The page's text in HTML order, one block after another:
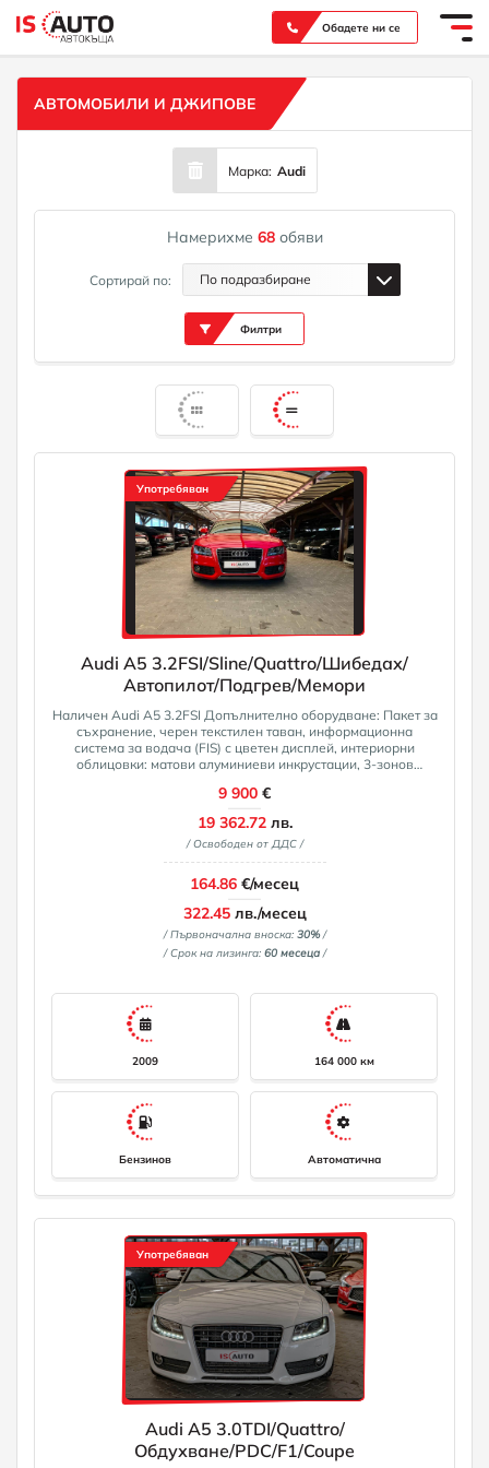
Обадете ни се
АВТОМОБИЛИ И ДЖИПОВЕ
Марка: Audi
Намерихме 68 обяви
Сортирай по: По подразбиране
Филтри
Употребяван
Audi A5 3.2FSI/Sline/Quattro/Шибедах/
Автопилот/Подгрев/Мемори
Наличен Audi A5 3.2FSI Допълнително оборудване: Пакет за
съхранение, черен текстилен таван, информационна
система за водача (FIS) с цветен дисплей, интериорни
облицовки: матови алуминиеви инкрустации, 3-зонов
8.5x19 (5-раменни, Y-дизайн), мултимедиен интерфейс MMI
Navigation Plus, електрически панорамен люк на покрива,
резервна гума (аварийна), вграден предавател за отваряне
на гаражна врата, тапицерия от алкантара/кожа с релефно
лого на облегалките на предните седалки, електрически
регулируеми предни седалки (седалката на водача с
функция за памет), електрически регулируема лумбална
опора за предните седалки, отопляеми предни седалки,
специално покритие Brilliant Red, озвучителна система DSP/
озвучителна система Audi, спортно окачване, спортни
предни седалки, електрически регулируема лумбална опора
оборудване: Въздушна възглавница за водача/пътника,
система за контрол на сцеплението (ASR), асферично
външно огледало, ляво, асферично външно огледало,
дясно, електрически регулируеми и отопляеми външни
огледала, външни огледала в цвета на каросерията,
индикатор за външна температура, система за подпомагане
на достъпа Easy-Entry, лайсни на праговете на вратите с
алуминиева инкрустация, електронно заключване на
диференциала (EDS), поставки за чаши в централната
конзола, пакет гланц, Isofix крепежни елементи за детски
седалки, каросерия: 2 врати, арматурно табло с радио
часовник, система за въздушни възглавници за главата
дължина, осветено огледало за тоалетно огледало,
монохромен дисплей (6,5 инча), двигател 3,2 л - 195 кВт V6
24V FSI, разделена/сгъваема облегалка на задната седалка,
ниски емисии съгласно стандарта за емисии Euro 5,
отопляеми дюзи за миене на предното стъкло, предни
странични въздушни възглавници, зелено тонирани
топлоизолационни стъкла Лизинг! За повече информация
0882111022 info@isauto. net
9 900 €
19 362.72лв.
/ Освободен от ДДС /
164.86 €/месец
322.45лв./месец
/ Първоначална вноска: 30%/
/ Срок на лизинга: 60 месеца/
2009 164 000 км
Бензинов Автоматична
Употребяван
Audi A5 3.0TDI/Quattro/
Обдухване/PDC/F1/Coupe